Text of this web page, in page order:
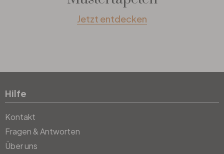
Jetzt entdecken
Hilfe
Kontakt
Fragen & Antworten
Über uns